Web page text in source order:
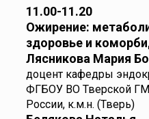
11.00-11.20
Ожирение:
здоровье и
Лясникова Мария
доцент кафедры
ФГБОУ ВО Тверской
России, к.м.н. (Тверь)